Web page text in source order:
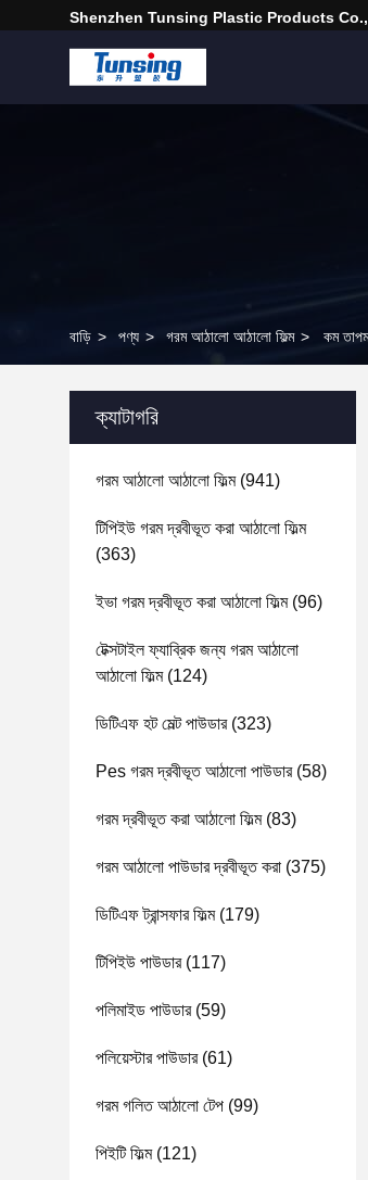
Shenzhen Tunsing Plastic Products
বাড়ি > পণ্য > গরম আঠালো আঠালো ফিল্ম > কম
ক্যাটাগরি
গরম আঠালো আঠালো ফিল্ম(941)
টিপিইউ গরম দ্রবীভূত করা আঠালো ফিল্ম
(363)
ইভা গরম দ্রবীভূত করা আঠালো ফিল্ম(96)
টেক্সটাইল ফ্যাব্রিক জন্য গরম আঠালো
আঠালো ফিল্ম(124)
ডিটিএফ হট মেল্ট পাউডার(323)
Pes গরম দ্রবীভূত আঠালো পাউডার(58)
গরম দ্রবীভূত করা আঠালো ফিল্ম(83)
গরম আঠালো পাউডার দ্রবীভূত করা (375)
ডিটিএফ ট্রান্সফার ফিল্ম(179)
টিপিইউ পাউডার(117)
পলিমাইড পাউডার(59)
পলিয়েস্টার পাউডার(61)
গরম গলিত আঠালো টেপ (99)
পিইটি ফিল্ম(121)